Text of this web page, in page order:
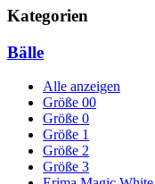
Kategorien
Bälle
Alle anzeigen
Größe 00
Größe 0
Größe 1
Größe 2
Größe 3